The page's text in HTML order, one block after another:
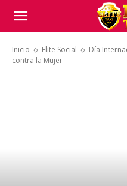
Inicio Elite Social
Día
contra la Mujer